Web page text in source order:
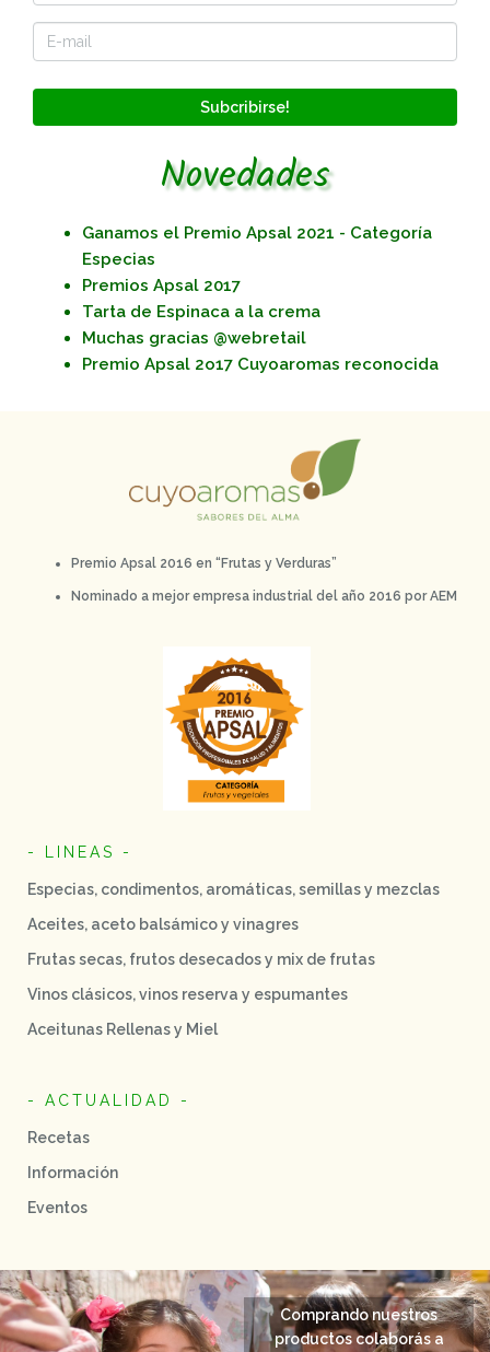
Subcribirse!
Novedades
Ganamos el Premio Apsal 2021 - Categoría
Especias
Premios Apsal 2017
Tarta de Espinaca a la crema
Muchas gracias @webretail
Premio Apsal 2o17 Cuyoaromas reconocida
Premio Apsal 2016 en “Frutas y Verduras”
Nominado a mejor empresa industrial del año 2016 por AEM
- LINEAS -
Especias, condimentos, aromáticas, semillas y mezclas
Aceites, aceto balsámico y vinagres
Frutas secas, frutos desecados y mix de frutas
Vinos clásicos, vinos reserva y espumantes
Aceitunas Rellenas y Miel
- ACTUALIDAD -
Recetas
Información
Eventos
Comprando nuestros
productos colaborás a